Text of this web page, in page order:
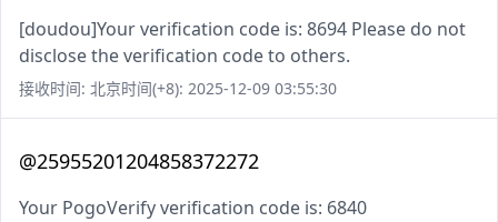
[doudou]Your verification code is: 8694 Please do not
disclose the verification code to others.
接收时间: 北京时间(+8): 2025-12-09 03:55:30
@25955201204858372272
Your PogoVerify verification code is: 6840